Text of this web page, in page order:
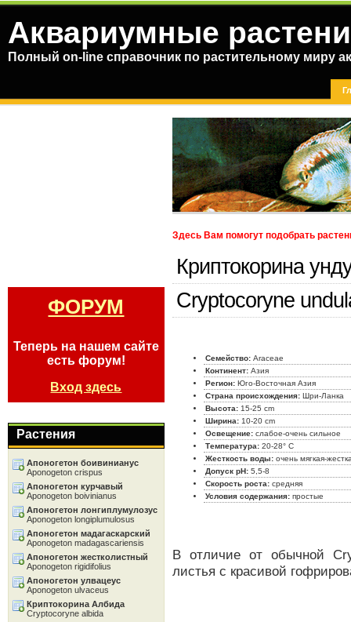
Аквариумные
Полный on-line справочник по растительному миру
Здесь Вам помогут подобрать
Криптокорина
Cryptocoryne
Семейство: Araceae
Континент: Aзия
Регион: Юго-Восточная Азия
Страна происхождения: Шри-Ланка
Высота: 15-25 cm
Ширина: 10-20 cm
Освещение: слабое-очень сильное
Температура: 20-28° C
Жесткость воды: очень мягкая-
Допуск pH: 5,5-8
Скорость роста: средняя
Условия содержания: простые
В отличие от обычной
листья с красивой
ФОРУМ
Теперь на нашем сайте
есть форум!
Вход здесь
Растения
Апоногетон боивинианус
Aponogeton crispus
Апоногетон курчавый
Aponogeton boivinianus
Апоногетон лонгиплумулозус
Aponogeton longiplumulosus
Апоногетон мадагаскарский
Aponogeton madagascariensis
Апоногетон жестколистный
Aponogeton rigidifolius
Апоногетон улвацеус
Aponogeton ulvaceus
Криптокорина Албида
Cryptocoryne albida